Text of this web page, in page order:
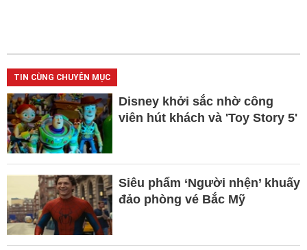
TIN CÙNG CHUYÊN MỤC
Disney khởi sắc nhờ công
viên hút khách và 'Toy Story 5'
Siêu phẩm ‘Người nhện’ khuấy
đảo phòng vé Bắc Mỹ